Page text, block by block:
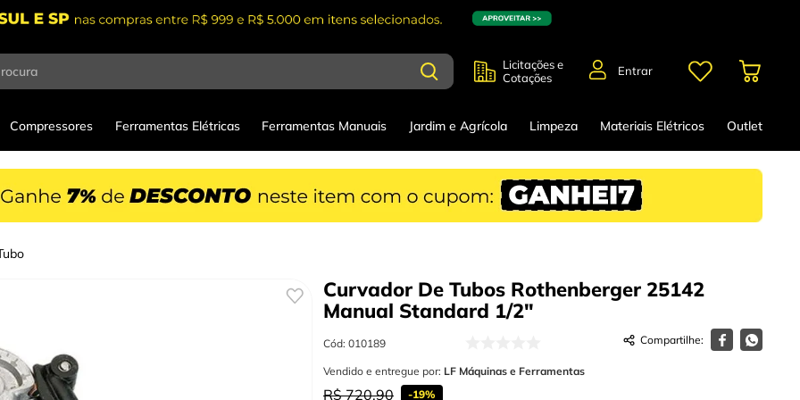
Licitações e
Cotações
Entrar
Compressores Ferramentas Elétricas Ferramentas Manuais Jardim e Agrícola Limpeza Materiais Elétricos Outlet
Curvador De Tubos Rothenberger 25142
Manual Standard 1/2"
Cód: 010189
Vendido e entregue por: LF Máquinas e Ferramentas
R$ 720,90 -19%